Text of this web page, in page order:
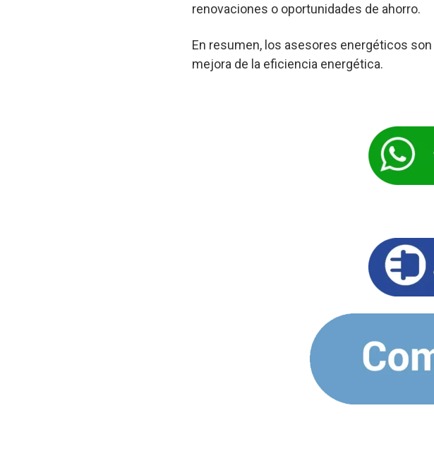
renovaciones o oportunidades de ahorro.
En resumen, los asesores energéticos
mejora de la eficiencia energética.